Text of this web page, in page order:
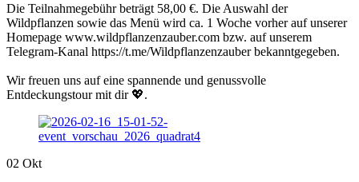
Die Teilnahmegebühr beträgt 58,00 €. Die Auswahl der
Wildpflanzen sowie das Menü wird ca. 1 Woche vorher auf unserer
Homepage www.wildpflanzenzauber.com bzw. auf unserem
Telegram-Kanal https://t.me/Wildpflanzenzauber bekanntgegeben.
Wir freuen uns auf eine spannende und genussvolle
Entdeckungstour mit dir 💖.
02 Okt